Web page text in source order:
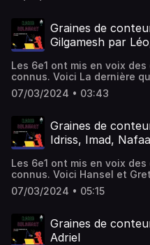
Graines de
Gilgamesh par
Les 6e1 ont mis en voix
connus. Voici La dernière quête de Gilgamesh par Léo,
Antoine , Gabriel
07/03/2024 • 03:43
Graines de
Idriss, Imad, Nafaa
Les 6e1 ont mis en voix
connus. Voici Hansel et
07/03/2024 • 05:15
Graines de
Adriel